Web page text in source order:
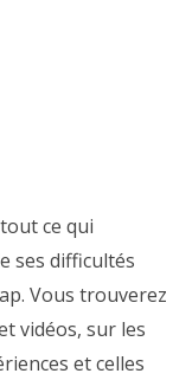
ce qui
ses difficultés
Vous trouverez
vidéos, sur les
et celles